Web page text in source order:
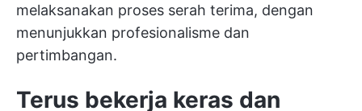
melaksanakan proses serah terima, dengan
menunjukkan profesionalisme dan
pertimbangan.
Terus bekerja keras dan